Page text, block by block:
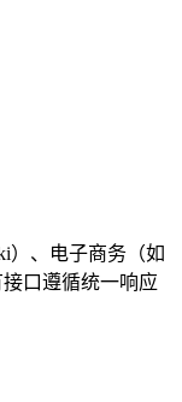
）、电子商务（如
口遵循统一响应